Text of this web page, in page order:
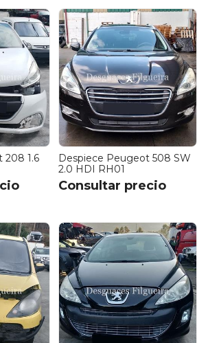
208 1.6
Despiece Peugeot 508 SW
2.0 HDI RH01
Consultar precio